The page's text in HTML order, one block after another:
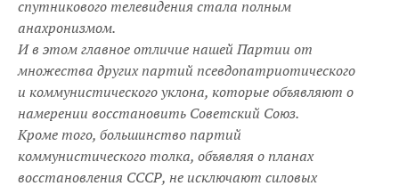
спутникового телевидения стала полным
анахронизмом.
И в этом главное отличие нашей Партии от
множества других партий псевдопатриотического
и коммунистического уклона, которые объявляют о
намерении восстановить Советский Союз.
Кроме того, большинство партий
коммунистического толка, объявляя о планах
восстановления СССР, не исключают силовых